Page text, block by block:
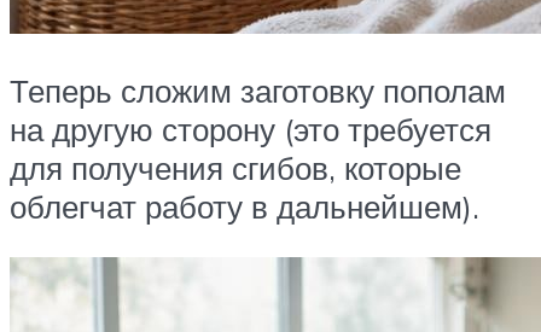
Теперь сложим заготовку пополам
на другую сторону (это требуется
для получения сгибов, которые
облегчат работу в дальнейшем).